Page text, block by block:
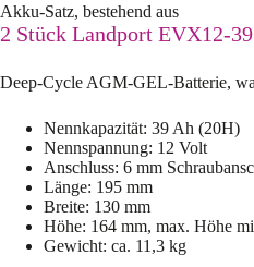
Akku-Satz, bestehend aus
2 Stück Landport EVX12-
Deep-Cycle AGM-GEL-Batterie,
Nennkapazität: 39 Ah (20H)
Nennspannung: 12 Volt
Anschluss: 6 mm
Länge: 195 mm
Breite: 130 mm
Höhe: 164 mm, max. Höhe
Gewicht: ca. 11,3 kg